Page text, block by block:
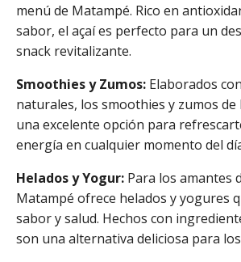
menú de Matampé. Rico en
sabor, el açaí es perfecto para un
snack revitalizante.
Smoothies y Zumos: Elaborados
naturales, los smoothies y zumos
una excelente opción para
energía en cualquier momento del
Helados y Yogur: Para los amantes
Matampé ofrece helados y yogures
sabor y salud. Hechos con
son una alternativa deliciosa para